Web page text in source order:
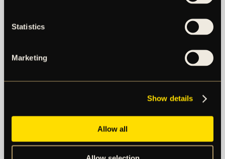
Statistics
Marketing
Show details
Allow all